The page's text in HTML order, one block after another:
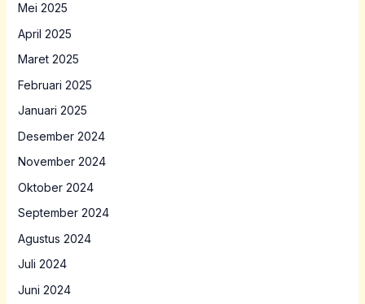
Mei 2025
April 2025
Maret 2025
Februari 2025
Januari 2025
Desember 2024
November 2024
Oktober 2024
September 2024
Agustus 2024
Juli 2024
Juni 2024